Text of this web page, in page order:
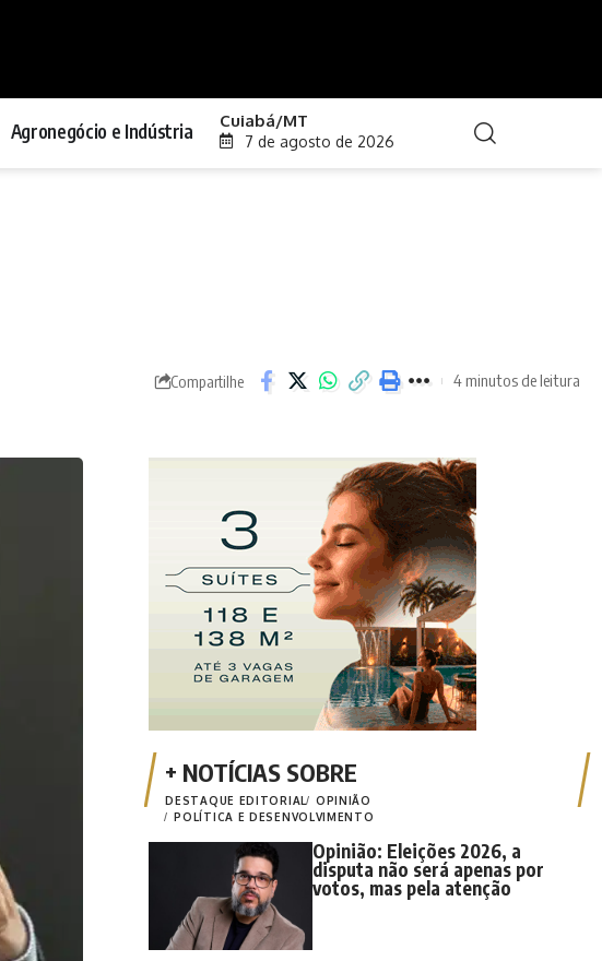
Agronegócio e Indústria Cuiabá/MT
7 de agosto de 2026
Compartilhe 4 minutos de leitura
DESTAQUE EDITORIAL
OPINIÃO
POLÍTICA E DESENVOLVIMENTO
Opinião: Eleições 2026, a
disputa não será apenas por
votos, mas pela atenção